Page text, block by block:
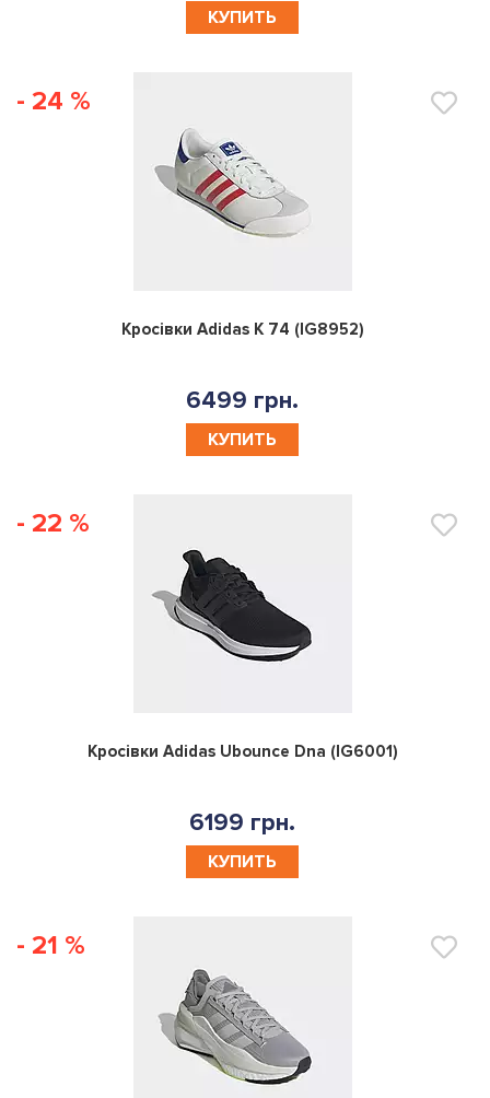
КУПИТЬ
- 24 %
0
Кросівки Adidas K 74 (IG8952)
6499 грн.
КУПИТЬ
- 22 %
0
Кросівки Adidas Ubounce Dna (IG6001)
6199 грн.
КУПИТЬ
- 21 %